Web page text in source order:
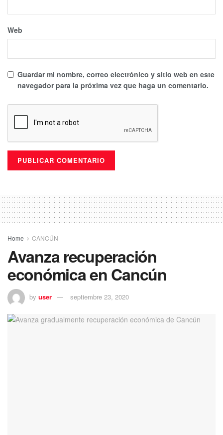
Web
Guardar mi nombre, correo electrónico y sitio web en este
navegador para la próxima vez que haga un comentario.
Home CANCÚN
Avanza recuperación
económica en Cancún
by user septiembre 23, 2020